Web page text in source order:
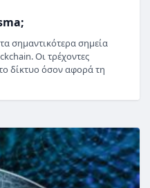
σημαντικότερα σημεία
Οι τρέχοντες
δίκτυο όσον αφορά τη